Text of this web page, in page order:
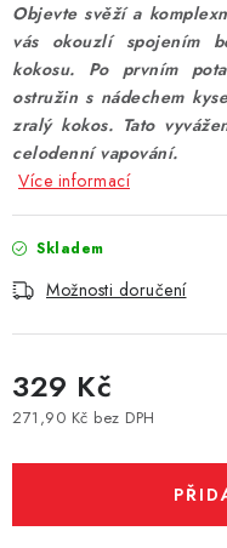
PŘÍSLUŠENSTVÍ
ZNAČKY
Vše o nákupu
Objevte svěží a
vás okouzlí spojením
kokosu. Po prvním
ostružin s nádechem
zralý kokos. Tato
celodenní vapování.
Více informací
Skladem
Možnosti doručení
329 Kč
271,90 Kč bez DPH